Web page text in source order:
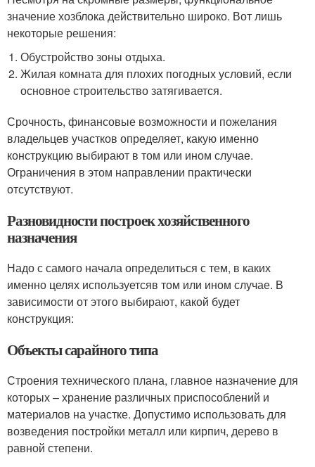
значение хозблока действительно широко. Вот лишь
некоторые решения:
Обустройство зоны отдыха.
Жилая комната для плохих погодных условий, если
основное строительство затягивается.
Срочность, финансовые возможности и пожелания
владельцев участков определяет, какую именно
конструкцию выбирают в том или ином случае.
Ограничения в этом направлении практически
отсутствуют.
Разновидности построек хозяйственного
назначения
Надо с самого начала определиться с тем, в каких
именно целях используетсяв том или ином случае. В
зависимости от этого выбирают, какой будет
конструкция:
Объекты сарайного типа
Строения технического плана, главное назначение для
которых – хранение различных приспособлений и
материалов на участке. Допустимо использовать для
возведения постройки металл или кирпич, дерево в
равной степени.